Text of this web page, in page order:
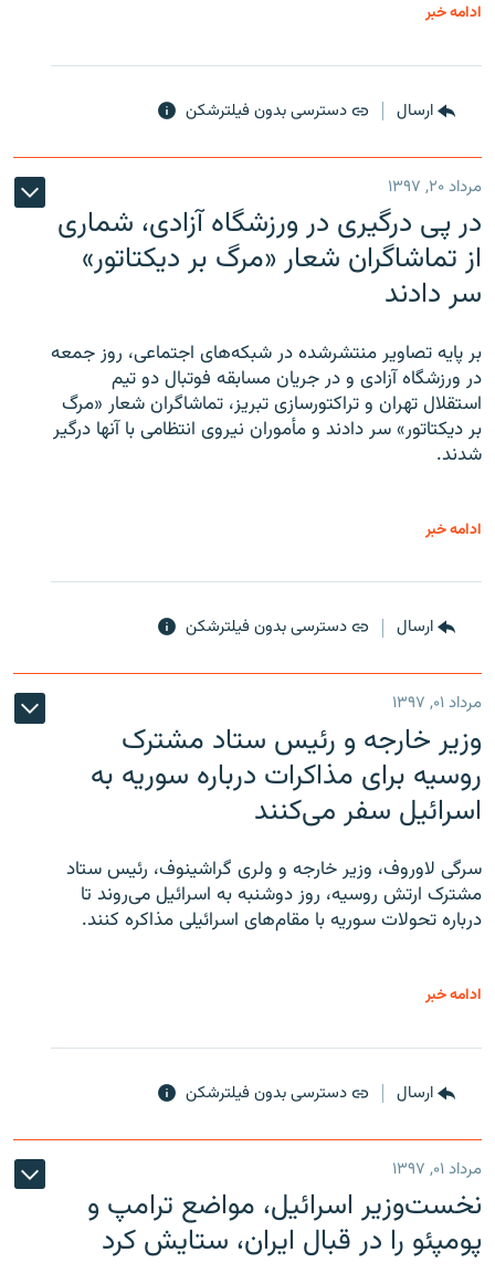
ادامه خبر
ارسال دسترسی بدون فیلترشکن
مرداد ۲۰, ۱۳۹۷
در پی درگیری در ورزشگاه آزادی، شماری
از تماشاگران شعار «مرگ بر دیکتاتور»
سر دادند
بر پایه تصاویر منتشرشده در شبکه‌های اجتماعی، روز جمعه
در ورزشگاه آزادی و در جریان مسابقه فوتبال دو تیم
استقلال تهران و تراکتورسازی تبریز، تماشاگران شعار «مرگ
بر دیکتاتور» سر دادند و مأموران نیروی انتظامی با آنها درگیر
شدند.
ادامه خبر
ارسال دسترسی بدون فیلترشکن
مرداد ۰۱, ۱۳۹۷
وزیر خارجه و رئیس‌ ستاد مشترک
روسیه برای مذاکرات درباره سوریه به
اسرائیل سفر می‌کنند
سرگی لاوروف، وزیر خارجه و ولری گراشینوف، رئیس ستاد
مشترک ارتش روسیه، روز دوشنبه به اسرائیل می‌روند تا
درباره تحولات سوریه با مقام‌های اسرائیلی مذاکره کنند.
ادامه خبر
ارسال دسترسی بدون فیلترشکن
مرداد ۰۱, ۱۳۹۷
نخست‌وزیر اسرائیل، مواضع ترامپ و
پومپئو را در قبال ایران، ستایش کرد